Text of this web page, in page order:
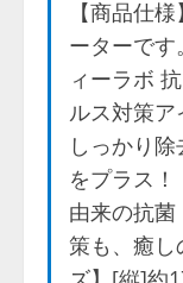
【商品仕
ーターです
ィーラボ
ルス対策
しっかり
をプラス
由来の抗
策も、癒